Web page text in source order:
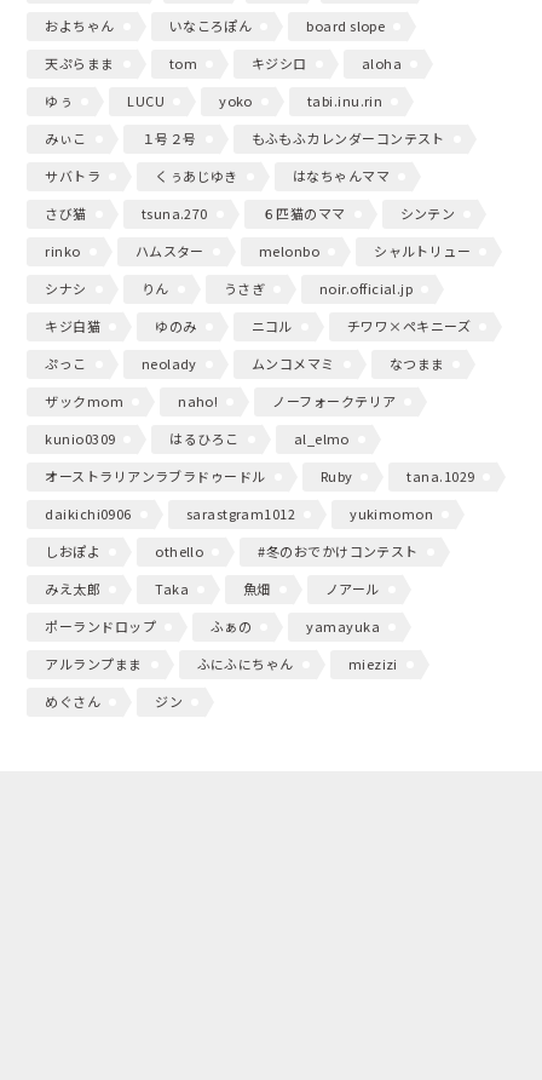
およちゃん
いなころぽん
board slope
天ぷらまま
tom キジシロ
aloha
ゆぅ
LUCU yoko
tabi.inu.rin
みぃこ
１号２号
もふもふカレンダーコンテスト
サバトラ
くぅあじゆき
はなちゃんママ
さび猫
tsuna.270 ６匹猫のママ
シンテン
rinko
ハムスター melonbo
シャルトリュー
シナシ
りん うさぎ
noir.official.jp
キジ白猫
ゆのみ ニコル
チワワ×ペキニーズ
ぷっこ
neolady ムンコメマミ
なつまま
ザックmom
naho!
ノーフォークテリア
kunio0309
はるひろこ
al_elmo
オーストラリアンラブラドゥードル
Ruby
tana.1029
daikichi0906
sarastgram1012
yukimomon
しおぽよ
othello
#冬のおでかけコンテスト
みえ太郎
Taka 魚畑
ノアール
ポーランドロップ
ふぁの
yamayuka
アルランプまま
ふにふにちゃん
miezizi
めぐさん
ジン